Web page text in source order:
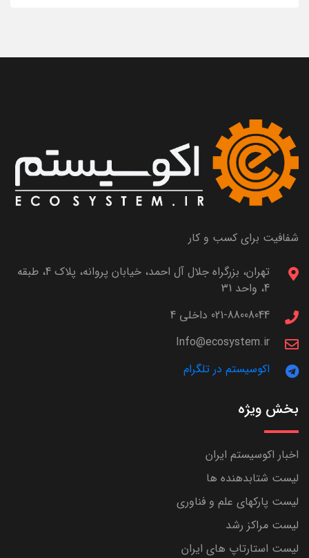
شفافیت برای کسب و کار
تهران، بزرگراه جلال آل احمد، خیابان پروانه، پلاک 4، طبقه
4، واحد 31
021-88008044 داخلی 4
Info@ecosystem.ir
اکوسیستم در تلگرام
بخش ویژه
اخبار اکوسیستم ایران
لیست شتابدهنده ها
لیست پارکهای علم و فناوری
لیست مراکز رشد
لیست استارتاپ های ایران